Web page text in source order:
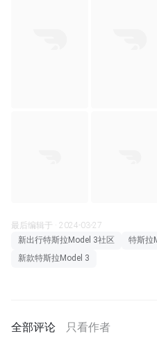
最后编辑于 · 2024-03-27
新出行特斯拉Model 3社区
特斯拉
新款特斯拉Model 3
全部评论 只看作者